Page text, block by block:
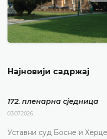
Најновији садржај
172. пленарна сједницa
03.07.2026.
Уставни суд Босне и